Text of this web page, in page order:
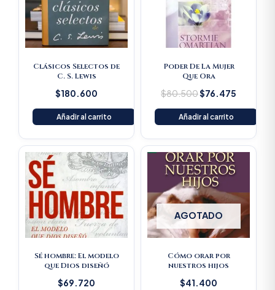
Clásicos Selectos de
C. S. Lewis
$180.600
Añadir al carrito
Poder De La Mujer
Que Ora
$80.500$76.475
Añadir al carrito
Sé hombre: El modelo
que Dios diseñó
$69.720
AGOTADO
Cómo orar por
nuestros hijos
$41.400